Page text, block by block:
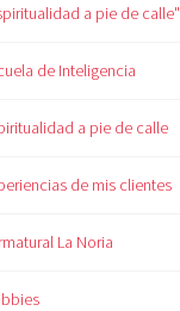
a pie de calle"
de Inteligencia
a pie de calle
de mis clientes
La Noria